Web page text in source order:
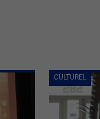
CULTUREL